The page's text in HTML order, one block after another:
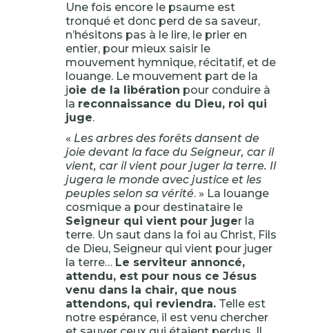
Une fois encore le psaume est
tronqué et donc perd de sa saveur,
n’hésitons pas à le lire, le prier en
entier, pour mieux saisir le
mouvement hymnique, récitatif, et de
louange. Le mouvement part de la
joie de la libération pour conduire à
la reconnaissance du Dieu, roi qui
juge.
« Les arbres des forêts dansent de
joie devant la face du Seigneur, car il
vient, car il vient pour juger la terre. Il
jugera le monde avec justice et les
peuples selon sa vérité. » La louange
cosmique a pour destinataire le
Seigneur qui vient pour juger la
terre. Un saut dans la foi au Christ, Fils
de Dieu, Seigneur qui vient pour juger
la terre… Le serviteur annoncé,
attendu, est pour nous ce Jésus
venu dans la chair, que nous
attendons, qui reviendra.Telle est
notre espérance, il est venu chercher